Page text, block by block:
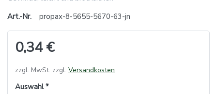
Art.-Nr.
propax-8-5655-5670-63-jn
0,34 €
zzgl. MwSt. zzgl. Versandkosten
Auswahl